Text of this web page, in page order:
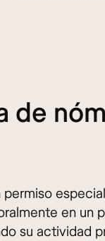
de
en un
su actividad